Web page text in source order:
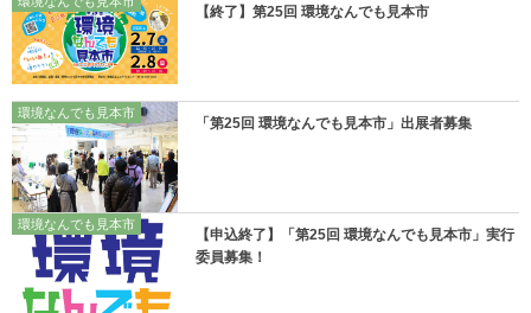
【終了】第25回 環境なんでも見本市
環境なんでも見本市
「第25回 環境なんでも見本市」出展者募集
環境なんでも見本市
【申込終了】「第25回 環境なんでも見本市」実行
委員募集！